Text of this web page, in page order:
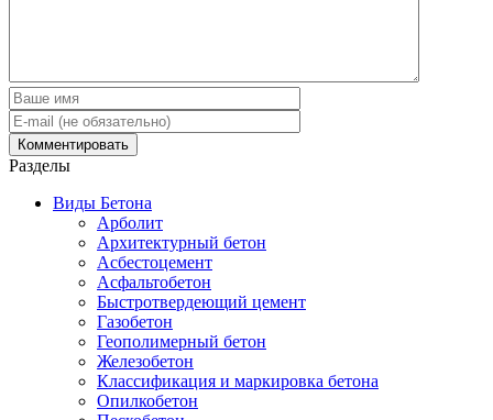
Разделы
Виды Бетона
Арболит
Архитектурный бетон
Асбестоцемент
Асфальтобетон
Быстротвердеющий цемент
Газобетон
Геополимерный бетон
Железобетон
Классификация и маркировка бетона
Опилкобетон